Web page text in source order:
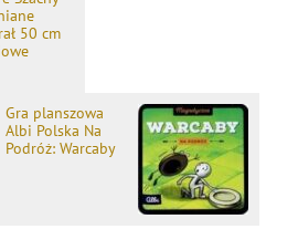
50 cm
Gra planszowa
Albi Polska Na
Podróż: Warcaby